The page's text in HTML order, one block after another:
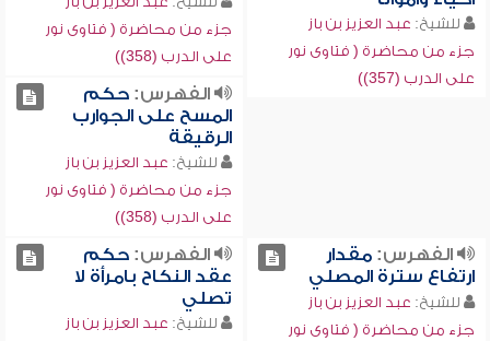
للشيخ: عبد العزيز بن باز
جزء من محاضرة ( فتاوى نور
على الدرب (357))
جزء من محاضرة ( فتاوى نور
على الدرب (358))
الفهرس:حكم
المسح على الجوارب
الرقيقة
للشيخ: عبد العزيز بن باز
جزء من محاضرة ( فتاوى نور
على الدرب (358))
الفهرس:مقدار
ارتفاع سترة المصلي
للشيخ: عبد العزيز بن باز
جزء من محاضرة ( فتاوى نور
الفهرس:حكم
عقد النكاح بامرأة لا
تصلي
للشيخ: عبد العزيز بن باز